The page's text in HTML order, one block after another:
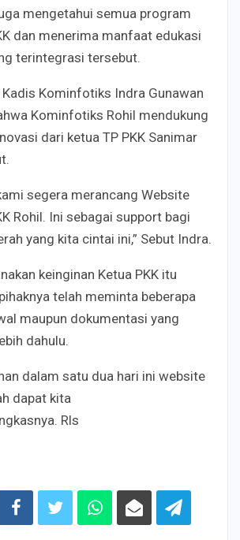
mengetahui semua program
dan menerima manfaat edukasi
terintegrasi tersebut.
Kominfotiks Indra Gunawan
Kominfotiks Rohil mendukung
dari ketua TP PKK Sanimar
segera merancang Website
Rohil. Ini sebagai support bagi
yang kita cintai ini,” Sebut Indra.
keinginan Ketua PKK itu
telah meminta beberapa
maupun dokumentasi yang
dahulu.
dalam satu dua hari ini website
dapat kita
Rls